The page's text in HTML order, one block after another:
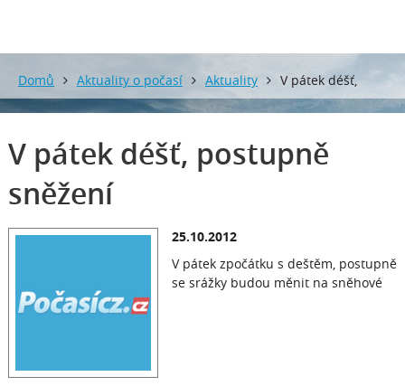
Domů Aktuality o počasí Aktuality V pátek déšť,
postupně sněžení
V pátek déšť, postupně
sněžení
25.10.2012
V pátek zpočátku s deštěm, postupně
se srážky budou měnit na sněhové